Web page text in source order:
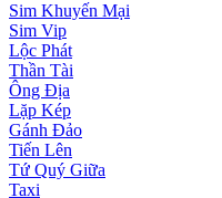
Sim Khuyến Mại
Sim Vip
Lộc Phát
Thần Tài
Ông Địa
Lặp Kép
Gánh Đảo
Tiến Lên
Tứ Quý Giữa
Taxi